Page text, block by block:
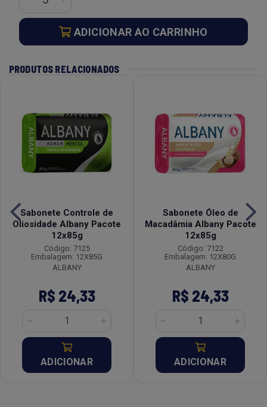
ADICIONAR AO CARRINHO
PRODUTOS RELACIONADOS
Sabonete Controle de
Oliosidade Albany Pacote
12x85g
Código: 7125
Embalagem: 12X85G
ALBANY
R$ 24,33
ADICIONAR
Sabonete Óleo de
Macadâmia Albany Pacote
12x85g
Código: 7122
Embalagem: 12X80G
ALBANY
R$ 24,33
ADICIONAR